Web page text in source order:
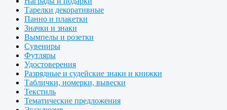
Тарелки декоративные
Панно и плакетки
Значки и знаки
Вымпелы и розетки
Сувениры
Футляры
Удостоверения
Разрядные и судейские знаки и книжки
Таблички, номерки, вывески
Текстиль
Тематические предложения